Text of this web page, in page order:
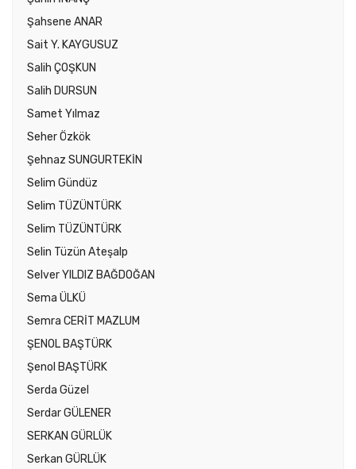
Şahsene ANAR
Sait Y. KAYGUSUZ
Salih ÇOŞKUN
Salih DURSUN
Samet Yılmaz
Seher Özkök
Şehnaz SUNGURTEKİN
Selim Gündüz
Selim TÜZÜNTÜRK
Selim TÜZÜNTÜRK
Selin Tüzün Ateşalp
Selver YILDIZ BAĞDOĞAN
Sema ÜLKÜ
Semra CERİT MAZLUM
ŞENOL BAŞTÜRK
Şenol BAŞTÜRK
Serda Güzel
Serdar GÜLENER
SERKAN GÜRLÜK
Serkan GÜRLÜK